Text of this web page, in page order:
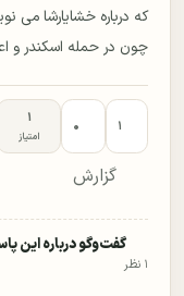
که درباره خشایارشا می
چون در حمله اسکندر و
۱ ۰ ۱
امتیاز
گزارش
گفت‌وگو درباره این
۱ نظر